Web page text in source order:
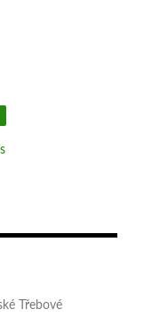
Třebové